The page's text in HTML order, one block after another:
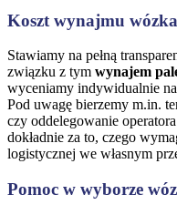
Koszt wynajmu
Stawiamy na pełną
związku z tym wynajem
wyceniamy indywidualnie
Pod uwagę bierzemy m.in.
czy oddelegowanie
dokładnie za to, czego
logistycznej we własnym
Pomoc w wyborze